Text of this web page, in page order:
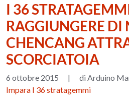
I 36
RAGGIUNGERE DI
CHENCANG
SCORCIATOIA
6 ottobre 2015 |
di Arduino
Impara I 36 stratagemmi